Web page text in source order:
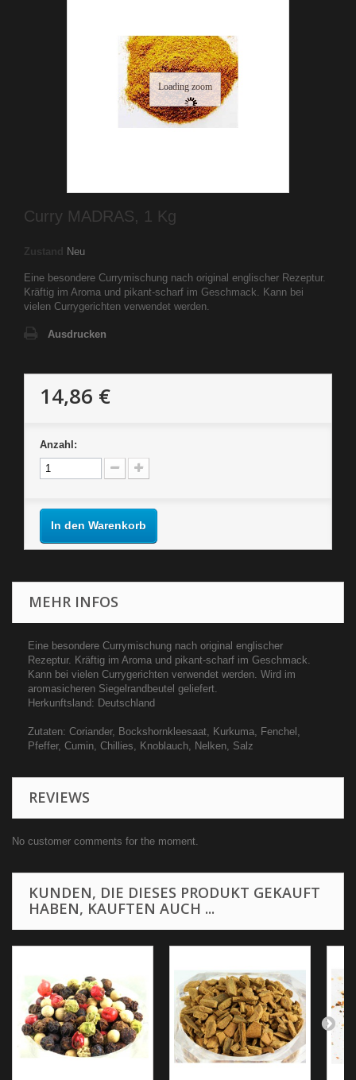
Loading zoom
Curry MADRAS, 1 Kg
Zustand Neu
Eine besondere Currymischung nach original englischer Rezeptur.
Kräftig im Aroma und pikant-scharf im Geschmack. Kann bei
vielen Currygerichten verwendet werden.
Ausdrucken
14,86 €
Anzahl:
In den Warenkorb
MEHR INFOS
Eine besondere Currymischung nach original englischer
Rezeptur. Kräftig im Aroma und pikant-scharf im Geschmack.
Kann bei vielen Currygerichten verwendet werden. Wird im
aromasicheren Siegelrandbeutel geliefert.
Herkunftsland: Deutschland
Zutaten: Coriander, Bockshornkleesaat, Kurkuma, Fenchel,
Pfeffer, Cumin, Chillies, Knoblauch, Nelken, Salz
REVIEWS
No customer comments for the moment.
KUNDEN, DIE DIESES PRODUKT GEKAUFT
HABEN, KAUFTEN AUCH ...